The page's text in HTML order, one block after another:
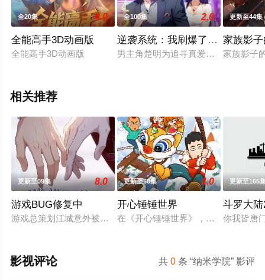
全20集 4.0
全能高手3D动画版
全能高手3D动画版
全100集 2.0
逆袭系统：我刷爆了女神好感度
男主角楚明为追寻真爱，每天身兼多
更新至44集
家族影
家族影子
相关推荐
更新至09集 8.0
游戏BUG修复中
游戏总策划江城意外被卷入自己设计的《诸神黄昏》游戏世界
更新至66集 4.0
开心锤锤世界
在《开心锤锤世界》，生活着乐观善
更新至165
斗罗大
你我皆唐
共0 条 “纳米学院” 影评
影视评论